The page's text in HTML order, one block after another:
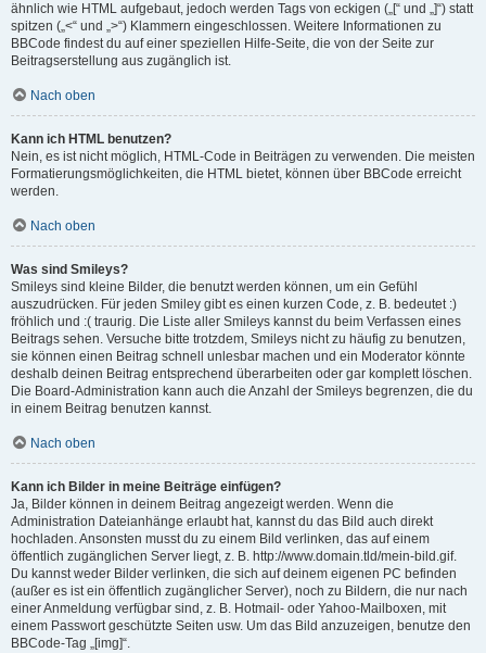
ähnlich wie HTML aufgebaut, jedoch werden Tags von eckigen („[“ und „]“) statt
spitzen („<“ und „>“) Klammern eingeschlossen. Weitere Informationen zu
BBCode findest du auf einer speziellen Hilfe-Seite, die von der Seite zur
Beitragserstellung aus zugänglich ist.
Nach oben
Kann ich HTML benutzen?
Nein, es ist nicht möglich, HTML-Code in Beiträgen zu verwenden. Die meisten
Formatierungsmöglichkeiten, die HTML bietet, können über BBCode erreicht
werden.
Nach oben
Was sind Smileys?
Smileys sind kleine Bilder, die benutzt werden können, um ein Gefühl
auszudrücken. Für jeden Smiley gibt es einen kurzen Code, z. B. bedeutet :)
fröhlich und :( traurig. Die Liste aller Smileys kannst du beim Verfassen eines
Beitrags sehen. Versuche bitte trotzdem, Smileys nicht zu häufig zu benutzen,
sie können einen Beitrag schnell unlesbar machen und ein Moderator könnte
deshalb deinen Beitrag entsprechend überarbeiten oder gar komplett löschen.
Die Board-Administration kann auch die Anzahl der Smileys begrenzen, die du
in einem Beitrag benutzen kannst.
Nach oben
Kann ich Bilder in meine Beiträge einfügen?
Ja, Bilder können in deinem Beitrag angezeigt werden. Wenn die
Administration Dateianhänge erlaubt hat, kannst du das Bild auch direkt
hochladen. Ansonsten musst du zu einem Bild verlinken, das auf einem
öffentlich zugänglichen Server liegt, z. B. http://www.domain.tld/mein-bild.gif.
Du kannst weder Bilder verlinken, die sich auf deinem eigenen PC befinden
(außer es ist ein öffentlich zugänglicher Server), noch zu Bildern, die nur nach
einer Anmeldung verfügbar sind, z. B. Hotmail- oder Yahoo-Mailboxen, mit
einem Passwort geschützte Seiten usw. Um das Bild anzuzeigen, benutze den
BBCode-Tag „[img]“.